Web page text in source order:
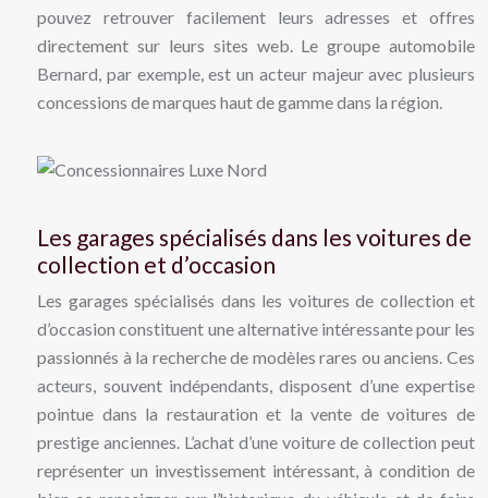
pouvez retrouver facilement leurs adresses et offres
directement sur leurs sites web. Le groupe automobile
Bernard, par exemple, est un acteur majeur avec plusieurs
concessions de marques haut de gamme dans la région.
Les garages spécialisés dans les voitures de
collection et d’occasion
Les garages spécialisés dans les voitures de collection et
d’occasion constituent une alternative intéressante pour les
passionnés à la recherche de modèles rares ou anciens. Ces
acteurs, souvent indépendants, disposent d’une expertise
pointue dans la restauration et la vente de voitures de
prestige anciennes. L’achat d’une voiture de collection peut
représenter un investissement intéressant, à condition de